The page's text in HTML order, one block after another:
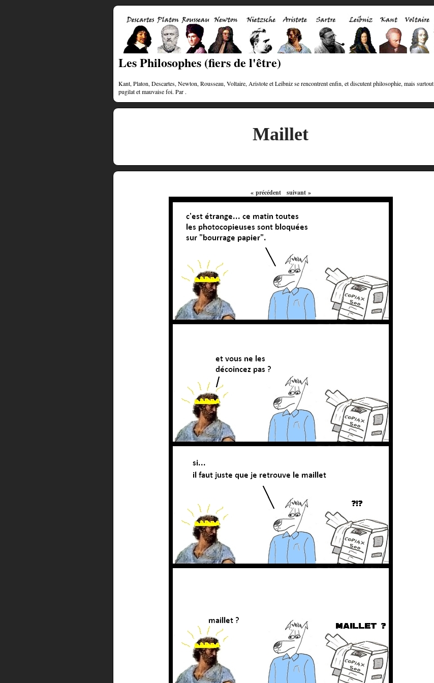
Les Philosophes (fiers de l'être)
Kant, Platon, Descartes, Newton, Rousseau, Voltaire, Aristote et Leibniz se rencontrent enfin, et discutent philosophie, mais surtout
pugilat et mauvaise foi. Par .
Maillet
« précédent suivant »